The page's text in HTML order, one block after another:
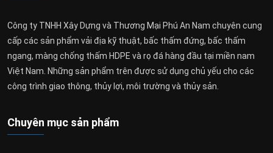
Công ty TNHH Xây Dựng và Thương Mại Phú An Nam chuyên cung
cấp các sản phẩm vải địa kỹ thuật, bấc thấm đứng, bấc thấm
ngang, màng chống thấm HDPE và rọ đá hàng đầu tại miền nam
Việt Nam. Những sản phẩm trên được sử dụng chủ yếu cho các
công trình giao thông, thủy lợi, môi trường và thủy sản.
Chuyên mục sản phẩm